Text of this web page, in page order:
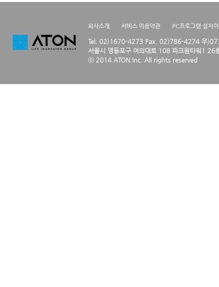
회사소개 서비스 이용약관 PC프로그램 설치
Tel. 02)1670-4273 Fax. 02)786-4274 우
서울시 영등포구 여의대로 108 파크원타워1 26
ⓒ 2014 ATON Inc. All rights reserved